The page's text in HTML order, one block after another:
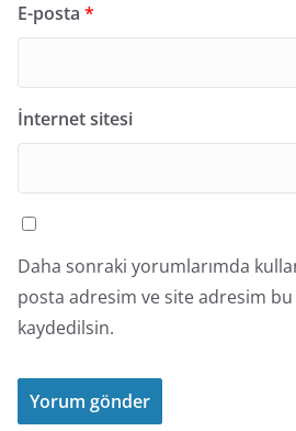
E-posta *
İnternet sitesi
Daha sonraki yorumlarımda
posta adresim ve site adresim bu
kaydedilsin.